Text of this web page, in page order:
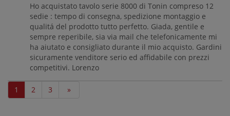
Ho acquistato tavolo serie 8000 di Tonin compreso 12
sedie : tempo di consegna, spedizione montaggio e
qualitá del prodotto tutto perfetto. Giada, gentile e
sempre reperibile, sia via mail che telefonicamente mi
ha aiutato e consigliato durante il mio acquisto. Gardini
sicuramente venditore serio ed affidabile con prezzi
competitivi. Lorenzo
1 2 3 »